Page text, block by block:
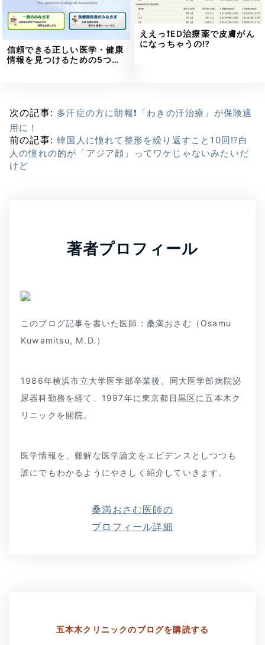
信頼できる正しい医学・健康
情報を見つけるための5つ…
ええっ❗ED治療薬で皮膚がん
になっちゃうの⁉
次の記事: 多汗症の方に朗報❗「わきの汗治療」が保険適
用に！
前の記事:韓国人に憧れて整形を繰り返すこと10回⁉白
人の憧れの的が「アジア顔」ってワケじゃないみたいだ
けど
著者プロフィール
このブログ記事を書いた医師：桑満おさむ（Osamu
Kuwamitsu, M.D.）
1986年横浜市立大学医学部卒業後、同大医学部病院泌
尿器科勤務を経て、1997年に東京都目黒区に五本木ク
リニックを開院。
医学情報を、難解な医学論文をエビデンスとしつつも
誰にでもわかるようにやさしく紹介していきます。
桑満おさむ医師の
プロフィール詳細
五本木クリニックのブログを購読する